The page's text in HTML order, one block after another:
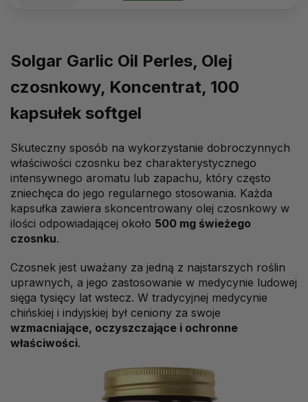
Solgar Garlic Oil Perles, Olej
czosnkowy, Koncentrat, 100
kapsułek softgel
Skuteczny sposób na wykorzystanie dobroczynnych
właściwości czosnku bez charakterystycznego
intensywnego aromatu lub zapachu, który często
zniechęca do jego regularnego stosowania. Każda
kapsułka zawiera skoncentrowany olej czosnkowy w
ilości odpowiadającej około 500 mg świeżego
czosnku.
Czosnek jest uważany za jedną z najstarszych roślin
uprawnych, a jego zastosowanie w medycynie ludowej
sięga tysięcy lat wstecz. W tradycyjnej medycynie
chińskiej i indyjskiej był ceniony za swoje
wzmacniające, oczyszczające i ochronne
właściwości.